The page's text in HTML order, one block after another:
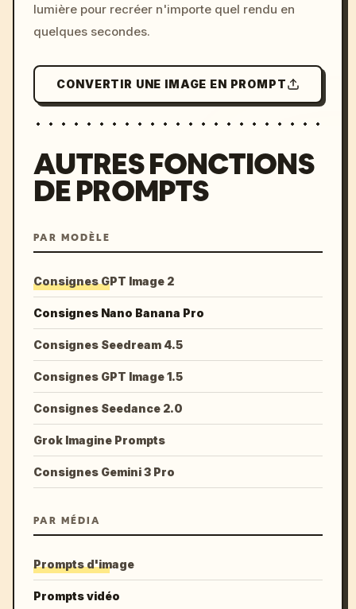
lumière pour recréer n'importe quel rendu en
quelques secondes.
CONVERTIR UNE IMAGE EN PROMPT
AUTRES FONCTIONS
DE PROMPTS
PAR MODÈLE
Consignes GPT Image 2
Consignes Nano Banana Pro
Consignes Seedream 4.5
Consignes GPT Image 1.5
Consignes Seedance 2.0
Grok Imagine Prompts
Consignes Gemini 3 Pro
PAR MÉDIA
Prompts d'image
Prompts vidéo